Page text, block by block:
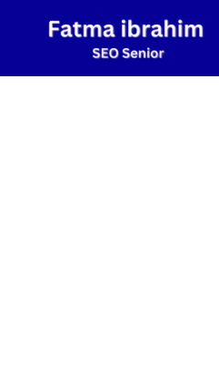
إلى